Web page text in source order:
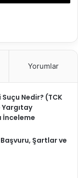
Yorumlar
Nedir? (TCK
Yargıtay
İnceleme
Şartlar ve